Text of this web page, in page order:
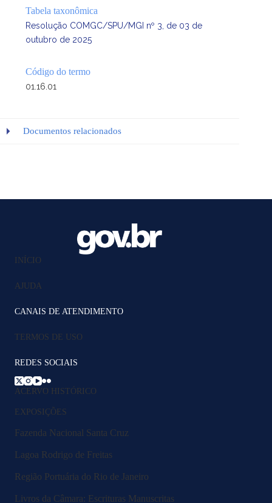
Tabela taxonômica
Resolução COMGC/SPU/MGI nº 3, de 03 de
outubro de 2025
Código do termo
01.16.01
Documentos relacionados
INÍCIO
AJUDA
CANAIS DE ATENDIMENTO
TERMOS DE USO
REDES SOCIAIS
ACERVO HISTÓRICO
EXPOSIÇÕES
Fazenda Nacional Santa Cruz
Lagoa Rodrigo de Freitas
Região Portuária do Rio de Janeiro
Livros da Câmara: Escrituras Manuscritas